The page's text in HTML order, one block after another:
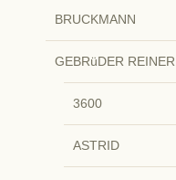
BRUCKMANN
GEBRüDER REINER
3600
ASTRID